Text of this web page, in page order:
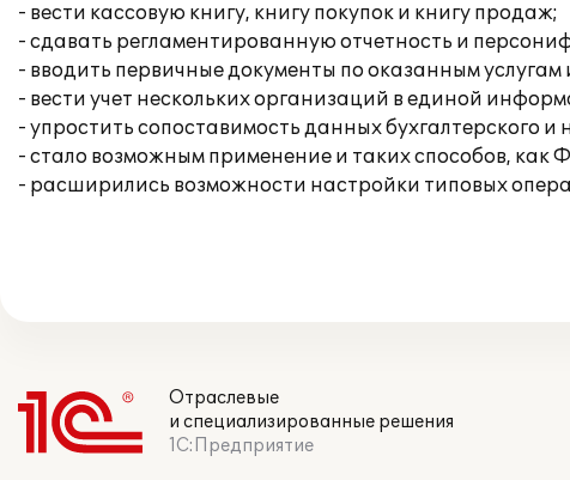
- вести кассовую книгу, книгу покупок и книгу продаж;
- сдавать регламентированную отчетность и
- вводить первичные документы по оказанным
- вести учет нескольких организаций в единой
- упростить сопоставимость данных бухгалтерского и
- стало возможным применение и таких способов,
- расширились возможности настройки типовых
Отраслевые
и специализированные решения
1С:Предприятие